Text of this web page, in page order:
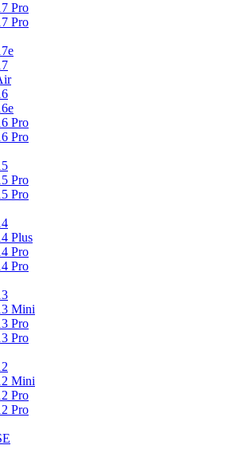
Pro
Pro
Pro
Pro
Pro
Pro
Plus
Pro
Pro
Mini
Pro
Pro
Mini
Pro
Pro